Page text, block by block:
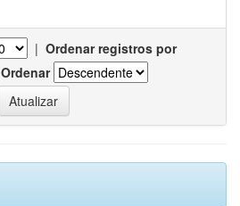
| Ordenar registros por
Ordenar